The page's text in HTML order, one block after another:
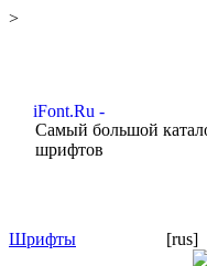
>
Самый большой
шрифтов
Шрифты
[rus]